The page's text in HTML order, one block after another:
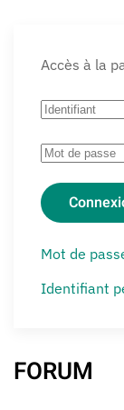
Accès à la
Mot de
Identifiant
FORUM